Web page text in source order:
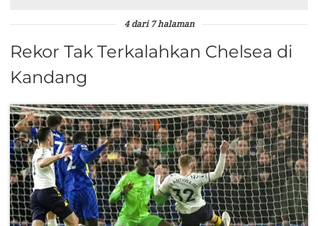
4 dari 7 halaman
Rekor Tak Terkalahkan Chelsea di
Kandang